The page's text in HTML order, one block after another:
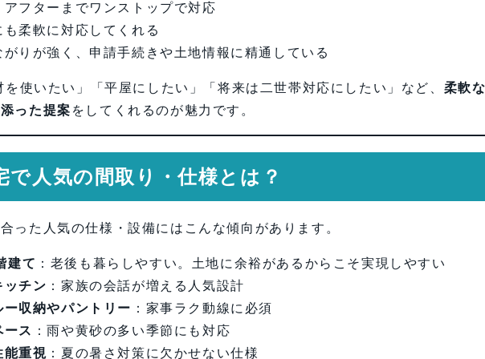
アフターまでワンストップで対応
柔軟に対応してくれる
りが強く、申請手続きや土地情報に精通している
を使いたい」「平屋にしたい」「将来は二世帯対応にしたい」など、 柔軟
った提案 をしてくれるのが魅力です。
で人気の間取り・仕様とは？
った人気の仕様・設備にはこんな傾向があります。
建て ：老後も暮らしやすい。土地に余裕があるからこそ実現しやすい
ッチン ：家族の会話が増える人気設計
ー収納やパントリー ：家事ラク動線に必須
ース ：雨や黄砂の多い季節にも対応
能重視 ：夏の暑さ対策に欠かせない仕様